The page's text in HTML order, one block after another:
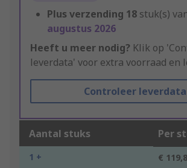
Plus verzending 18 stuk(s)
augustus 2026
Heeft u meer nodig? Klik op
leverdata' voor extra voorraad en
Controleer leverdata
Aantal stuks Per
1 + €